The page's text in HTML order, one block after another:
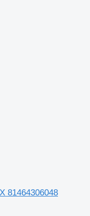
81464306048